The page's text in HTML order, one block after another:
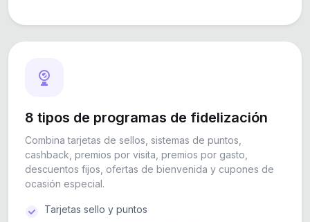
8 tipos de programas de fidelización
Combina tarjetas de sellos, sistemas de puntos,
cashback, premios por visita, premios por gasto,
descuentos fijos, ofertas de bienvenida y cupones de
ocasión especial.
Tarjetas sello y puntos